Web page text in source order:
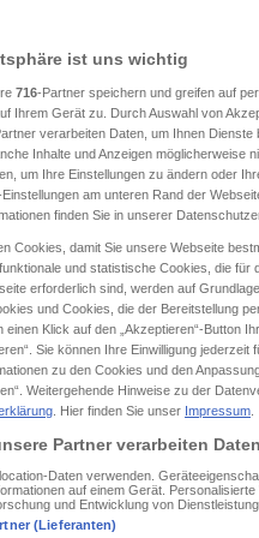
anordnen,
bezeichnen als
besingen
/ +INDIR dīcere
ist uns wichtig
716-Partner speichern und greifen auf
Ihrem Gerät zu. Durch Auswahl von
verarbeiten Daten, um Ihnen
Inhalte und Anzeigen möglicherweise
um Ihre Einstellungen zu ändern oder
am unteren Rand der
finden Sie in unserer
Cookies, damit Sie unsere Webseite
und statistische Cookies, die
erforderlich sind, werden auf
und Cookies, die der Bereitstellung
einen Klick auf den „Akzeptieren“-Button
Sie können Ihre Einwilligung
zu den Cookies und den
Weitergehende Hinweise zu der
. Hier finden Sie unser Impressum
Partner verarbeiten
Daten verwenden.
auf einem Gerät.
und Entwicklung von
(Lieferanten)